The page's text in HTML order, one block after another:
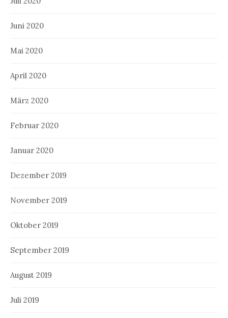
Juni 2020
Mai 2020
April 2020
März 2020
Februar 2020
Januar 2020
Dezember 2019
November 2019
Oktober 2019
September 2019
August 2019
Juli 2019